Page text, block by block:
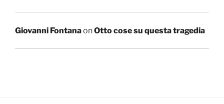
Giovanni FontanaonOtto cose su questa tragedia